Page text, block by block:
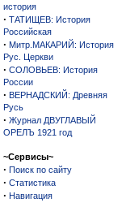
история
· ТАТИЩЕВ: История
Российская
· Митр.МАКАРИЙ: История
Рус. Церкви
· СОЛОВЬЕВ: История
России
· ВЕРНАДСКИЙ: Древняя
Русь
· Журнал ДВУГЛАВЫЙ
ОРЕЛЪ 1921 год
~Сервисы~
· Поиск по сайту
· Статистика
· Навигация